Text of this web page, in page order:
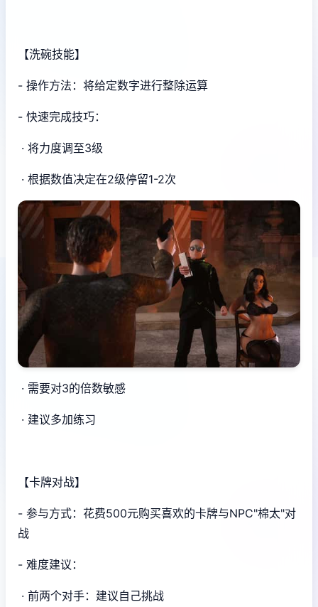
【洗碗技能】
- 操作方法：将给定数字进行整除运算
- 快速完成技巧：
· 将力度调至3级
· 根据数值决定在2级停留1-2次
· 需要对3的倍数敏感
· 建议多加练习
【卡牌对战】
- 参与方式：花费500元购买喜欢的卡牌与NPC"棉太"对
战
- 难度建议：
· 前两个对手：建议自己挑战